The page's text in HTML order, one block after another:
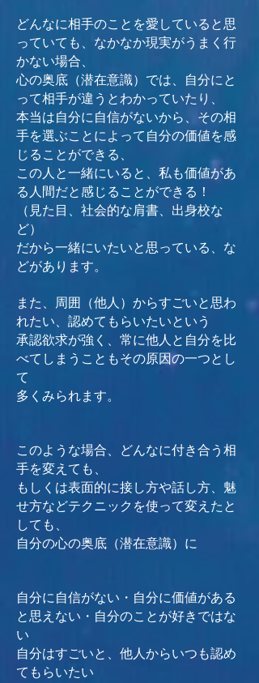
どんなに相手のことを愛していると思
っていても、なかなか現実がうまく行
かない場合、
心の奥底（潜在意識）では、自分にと
って相手が違うとわかっていたり、
本当は自分に自信がないから、その相
手を選ぶことによって自分の価値を感
じることができる、
この人と一緒にいると、私も価値があ
る人間だと感じることができる！
（見た目、社会的な肩書、出身校な
ど）
だから一緒にいたいと思っている、な
どがあります。
また、周囲（他人）からすごいと思わ
れたい、認めてもらいたいという
承認欲求が強く、常に他人と自分を比
べてしまうこともその原因の一つとし
て
多くみられます。
このような場合、どんなに付き合う相
手を変えても、
もしくは表面的に接し方や話し方、 魅
せ方などテクニックを使って変えたと
しても、
自分の心の奥底（潜在意識）に
自分に自信がない・自分に価値がある
と思えない・自分のことが好きではな
い
自分はすごいと、他人からいつも認め
てもらいたい